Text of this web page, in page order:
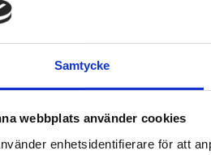
Samtycke
webbplats använder cookies
enhetsidentifierare för att
– KAAVAKARTTA